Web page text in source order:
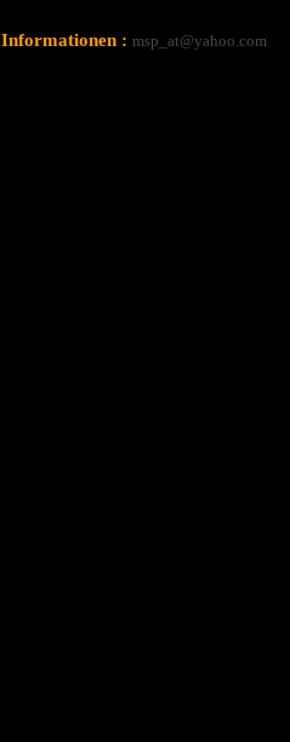
Informationen : msp_at@yahoo.com